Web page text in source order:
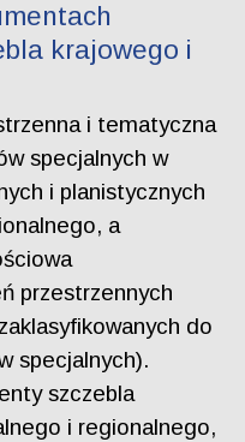
krajowego i
i tematyczna
specjalnych w
i planistycznych
a
przestrzennych
do
specjalnych).
szczebla
i regionalnego,